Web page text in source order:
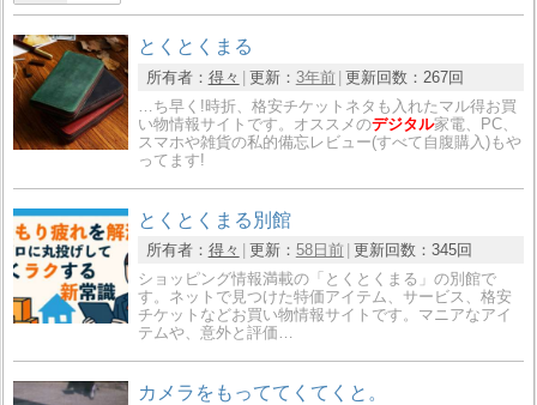
とくとくまる
所有者： 得々 更新： 3年前 更新回数： 267回
…ち早く!時折、格安チケットネタも入れたマル得お買
い物情報サイトです。オススメのデジタル家電、PC、
スマホや雑貨の私的備忘レビュー(すべて自腹購入)もや
ってます!
とくとくまる別館
所有者： 得々 更新： 58日前 更新回数： 345回
ショッピング情報満載の「とくとくまる」の別館で
す。ネットで見つけた特価アイテム、サービス、格安
チケットなどお買い物情報サイトです。マニアなアイ
テムや、意外と評価…
カメラをもっててくてくと。